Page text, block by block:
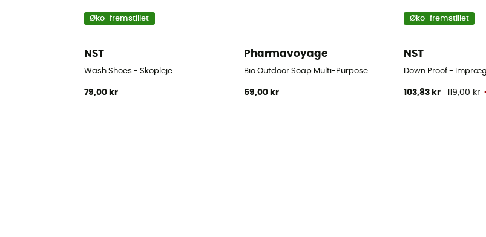
Øko-fremstillet
NST
Wash Shoes - Skopleje
79,00 kr
Pharmavoyage
Bio Outdoor Soap Multi-Purpose
59,00 kr
Øko-fremstillet
NST
Down Proof -
103,83 kr 119,00 kr